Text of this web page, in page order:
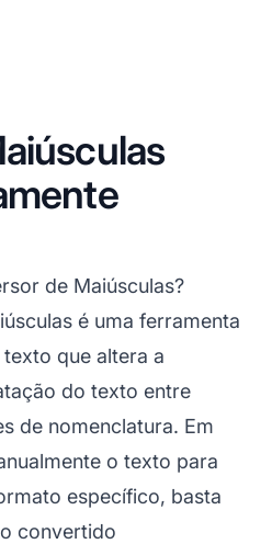
de Maiúsculas?
é uma ferramenta
que altera a
do texto entre
de nomenclatura. Em
o texto para
específico, basta
convertido